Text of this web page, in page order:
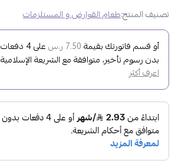
تصنيف المنتج:طعام القوارض و المستلزمات
أو قسم فاتورتك بقيمة 7.50 ر.س على4 دفعات
بدون رسوم تأخير، متوافقة مع الشريعة الإسلامية
اعرف أكثر